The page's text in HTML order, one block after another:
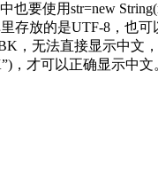
要使用str=new
放的是UTF-8，也可
无法直接显示中文，
，才可以正确显示中文